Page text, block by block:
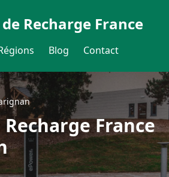
Recharge France
Blog Contact
France